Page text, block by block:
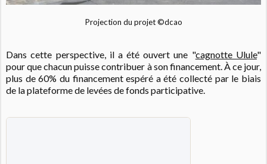
Projection du projet ©️dcao
Dans cette perspective, il a été ouvert une "cagnotte Ulule"
pour que chacun puisse contribuer à son financement. À ce jour,
plus de 60% du financement espéré a été collecté par le biais
de la plateforme de levées de fonds participative.